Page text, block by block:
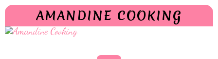
AMANDINE COOKING